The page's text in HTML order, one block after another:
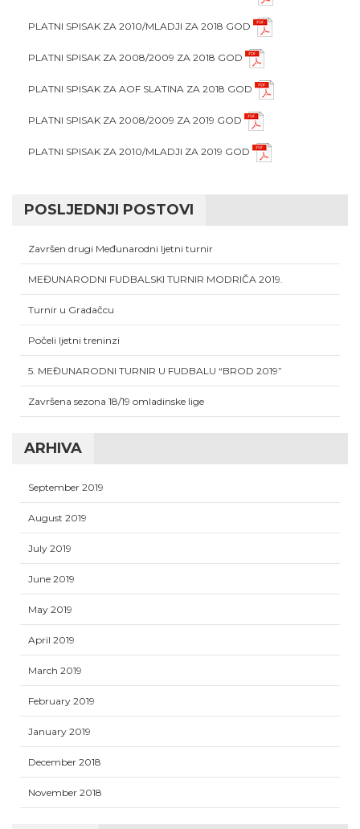
PLATNI SPISAK ZA 2010/MLADJI ZA 2018 GOD
PLATNI SPISAK ZA 2008/2009 ZA 2018 GOD
PLATNI SPISAK ZA AOF SLATINA ZA 2018 GOD
PLATNI SPISAK ZA 2008/2009 ZA 2019 GOD
PLATNI SPISAK ZA 2010/MLADJI ZA 2019 GOD
POSLJEDNJI POSTOVI
Završen drugi Međunarodni ljetni turnir
MEĐUNARODNI FUDBALSKI TURNIR MODRIČA 2019.
Turnir u Gradačcu
Počeli ljetni treninzi
5. MEĐUNARODNI TURNIR U FUDBALU “BROD 2019”
Završena sezona 18/19 omladinske lige
ARHIVA
September 2019
August 2019
July 2019
June 2019
May 2019
April 2019
March 2019
February 2019
January 2019
December 2018
November 2018